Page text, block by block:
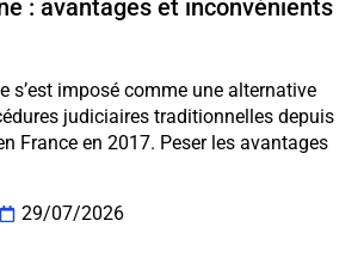
: avantages et inconvénients
s’est imposé comme une alternative
judiciaires traditionnelles depuis
France en 2017. Peser les avantages
29/07/2026